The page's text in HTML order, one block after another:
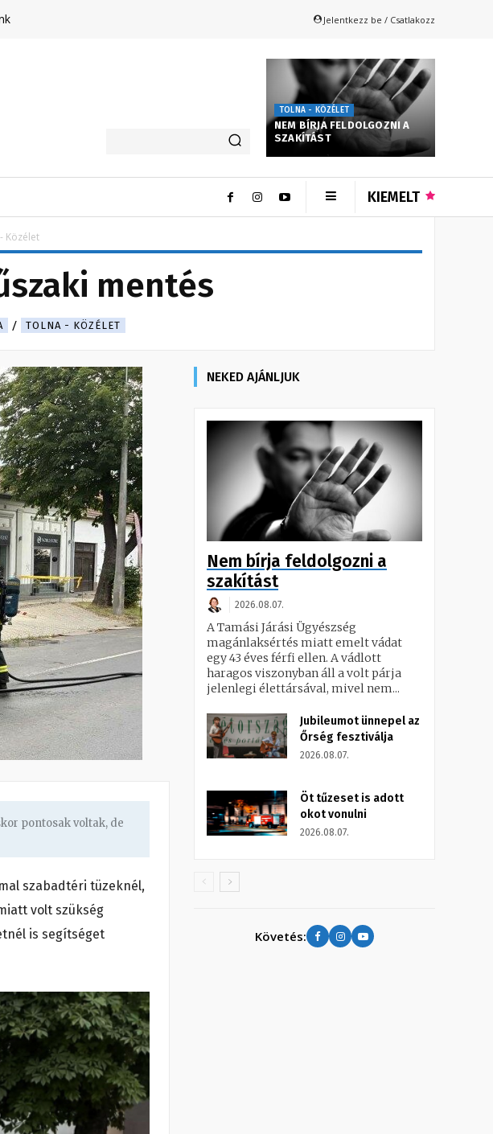
Jelentkezz be / Csatlakozz
TOLNA - KÖZÉLET
NEM BÍRJA FELDOLGOZNI A
SZAKÍTÁST
KIEMELT
Közélet
mentés
TOLNA - KÖZÉLET
pontosak voltak, de
szabadtéri tüzeknél,
volt szükség
is segítséget
NEKED AJÁNLJUK
Nem bírja feldolgozni a
szakítást
2026.08.07.
A Tamási Járási Ügyészség
magánlaksértés miatt emelt vádat
egy 43 éves férfi ellen. A vádlott
haragos viszonyban áll a volt párja
jelenlegi élettársával, mivel nem...
Jubileumot ünnepel az
Őrség fesztiválja
2026.08.07.
Öt tűzeset is adott
okot vonulni
2026.08.07.
Követés: